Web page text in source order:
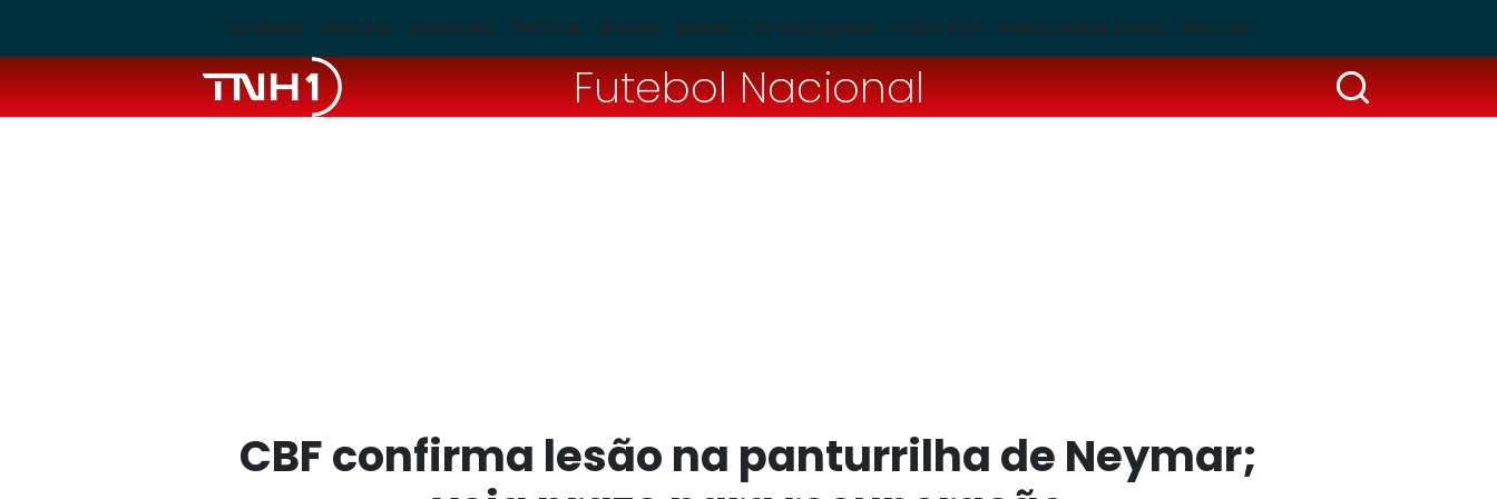
ÚLTIMAS MACEIÓ ALAGOAS POLÍCIA BLOGS BRASIL TV PAJUÇARA TUDO POP PUBLICIDADE LEGAL PSCOM
Futebol Nacional
CBF confirma lesão na panturrilha de Neymar;